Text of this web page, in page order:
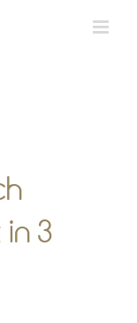
3